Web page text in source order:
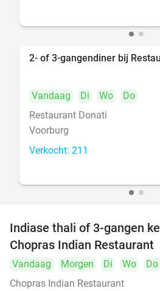
2- of 3-gangendiner bij
Vandaag Di Wo
Do
Restaurant Donati
Voorburg
Verkocht: 211
Indiase thali of 3-gangen
Chopras Indian Restaurant
Vandaag Morgen Di Wo
Do
Chopras Indian Restaurant